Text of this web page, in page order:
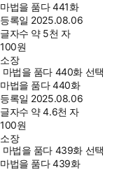
마법을 품다 441화
등록일 2025.08.06
글자수 약 5천 자
100원
소장
마법을 품다 440화 선택
마법을 품다 440화
등록일 2025.08.06
글자수 약 4.6천 자
100원
소장
마법을 품다 439화 선택
마법을 품다 439화